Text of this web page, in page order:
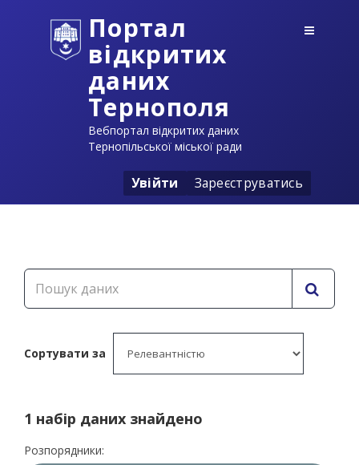
Портал
відкритих
даних
Тернополя
Вебпортал відкритих даних
Тернопільської міської ради
Увійти Зареєструватись
Сортувати за
1 набір даних знайдено
Розпорядники: